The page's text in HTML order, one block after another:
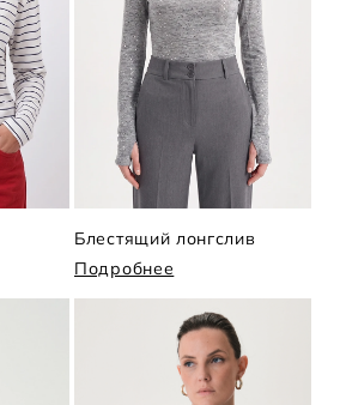
Блестящий лонгслив
Подробнее